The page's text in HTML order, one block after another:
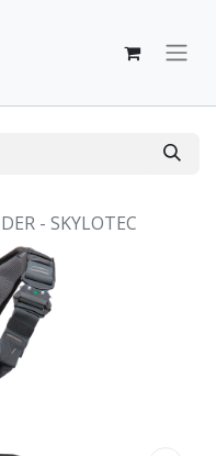
- SKYLOTEC